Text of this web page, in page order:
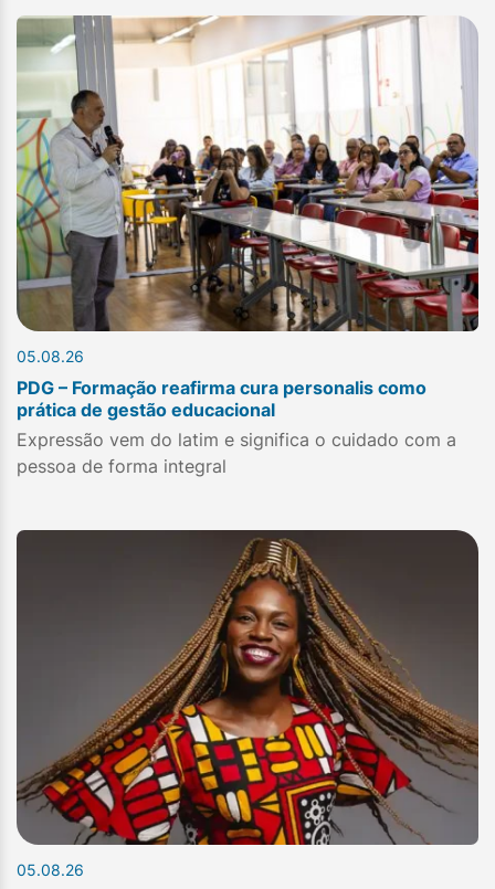
05.08.26
PDG – Formação reafirma cura personalis como
prática de gestão educacional
Expressão vem do latim e significa o cuidado com a
pessoa de forma integral
05.08.26